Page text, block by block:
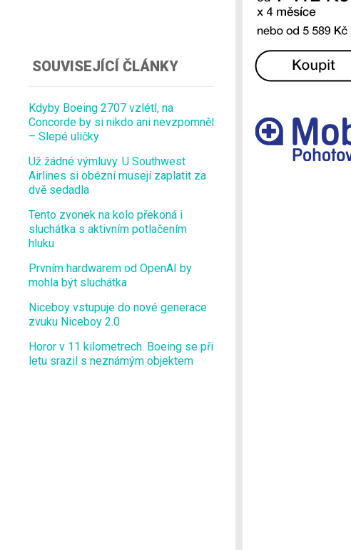
SOUVISEJÍCÍ ČLÁNKY
Kdyby Boeing 2707 vzlétl, na
Concorde by si nikdo ani nevzpomněl
– Slepé uličky
Už žádné výmluvy. U Southwest
Airlines si obézní musejí zaplatit za
dvě sedadla
Tento zvonek na kolo překoná i
sluchátka s aktivním potlačením
hluku
Prvním hardwarem od OpenAI by
mohla být sluchátka
Niceboy vstupuje do nové generace
zvuku Niceboy 2.0
Horor v 11 kilometrech. Boeing se při
letu srazil s neznámým objektem